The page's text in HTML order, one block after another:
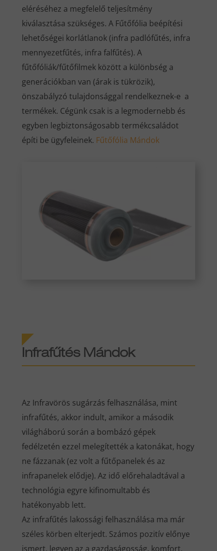
eléréséhez a megfelelő teljesítmény
kiválasztása szükséges. A Fűtőfólia beépítési
lehetőségei korlátlanok (infra padlófűtés, infra
mennyezetfűtés, infra falfűtés). A
fűtőfóliák/fűtőfilmek között a különbség a
generációkban van (árak is tükrözik),
önszabályzó tulajdonsággal rendelkeznek-e a
termékek. Cégünk csak is a legmodernebb és
egyben legbiztonságosabb termékcsaládot
építi be ügyfeleinek. Fűtőfólia Mándok
Infrafűtés Mándok
Az Infravörös sugárzás felhasználása, mint
infrafűtés, akkor indult, amikor a második
világháború során a bombázó gépek
fedélzetén ezzel melegítették a katonákat, hogy
ne fázzanak (ez volt a fűtőpanelek és az
infrapanelek elődje). Az idő előrehaladtával a
technológia egyre kifinomultabb és
hatékonyabb lett.
Az infrafűtés lakossági felhasználása ma már
széles körben elterjedt. Számos pozitív előnye
ismert, legyen az a gazdaságosság, komfort,